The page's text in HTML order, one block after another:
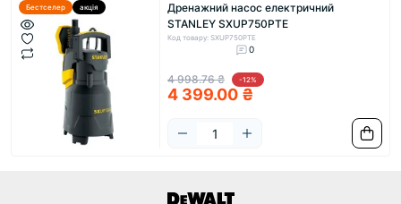
Бестселер акція
Дренажний насос електричний
STANLEY SXUP750PTE
Код товару: SXUP750PTE
0
4 998.76 ₴ -12%
4 399.00 ₴